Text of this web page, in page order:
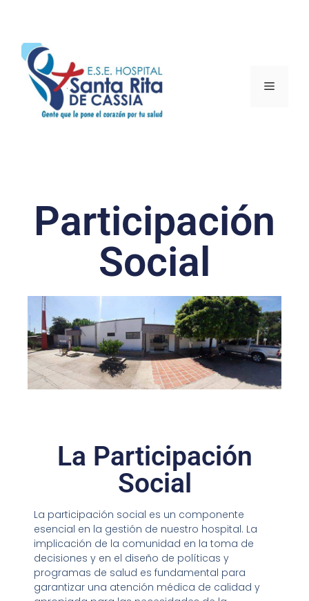
Participación
Social
La Participación
Social
La participación social es un componente
esencial en la gestión de nuestro hospital. La
implicación de la comunidad en la toma de
decisiones y en el diseño de políticas y
programas de salud es fundamental para
garantizar una atención médica de calidad y